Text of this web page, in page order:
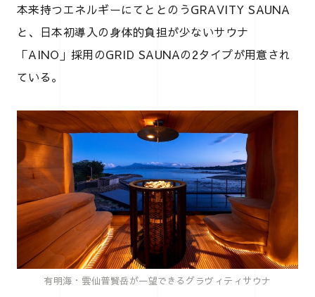
本来持つエネルギーにてととのうGRAVITY SAUNA
と、日本初導入の身体的負担が少ないサウナ
「AINO」採用のGRID SAUNAの2タイプが用意され
ている。
有明海・雲仙普賢岳が一望できるグラヴィティサウナ